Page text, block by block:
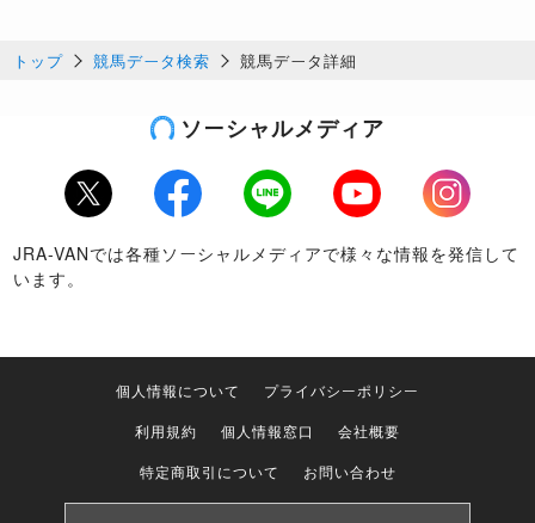
トップ 競馬データ検索 競馬データ詳細
ソーシャルメディア
Twitter Facebook LINE Youtube
Instagram
JRA-VANでは各種ソーシャルメディアで様々な情報を発信して
います。
個人情報について
プライバシーポリシー
利用規約
個人情報窓口
会社概要
特定商取引について
お問い合わせ